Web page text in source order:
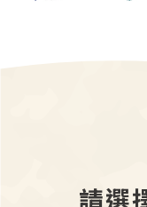
請選